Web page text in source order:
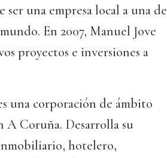
ser una empresa local a una de
En 2007, Manuel Jove
proyectos e inversiones a
una corporación de ámbito
A Coruña. Desarrolla su
hotelero,